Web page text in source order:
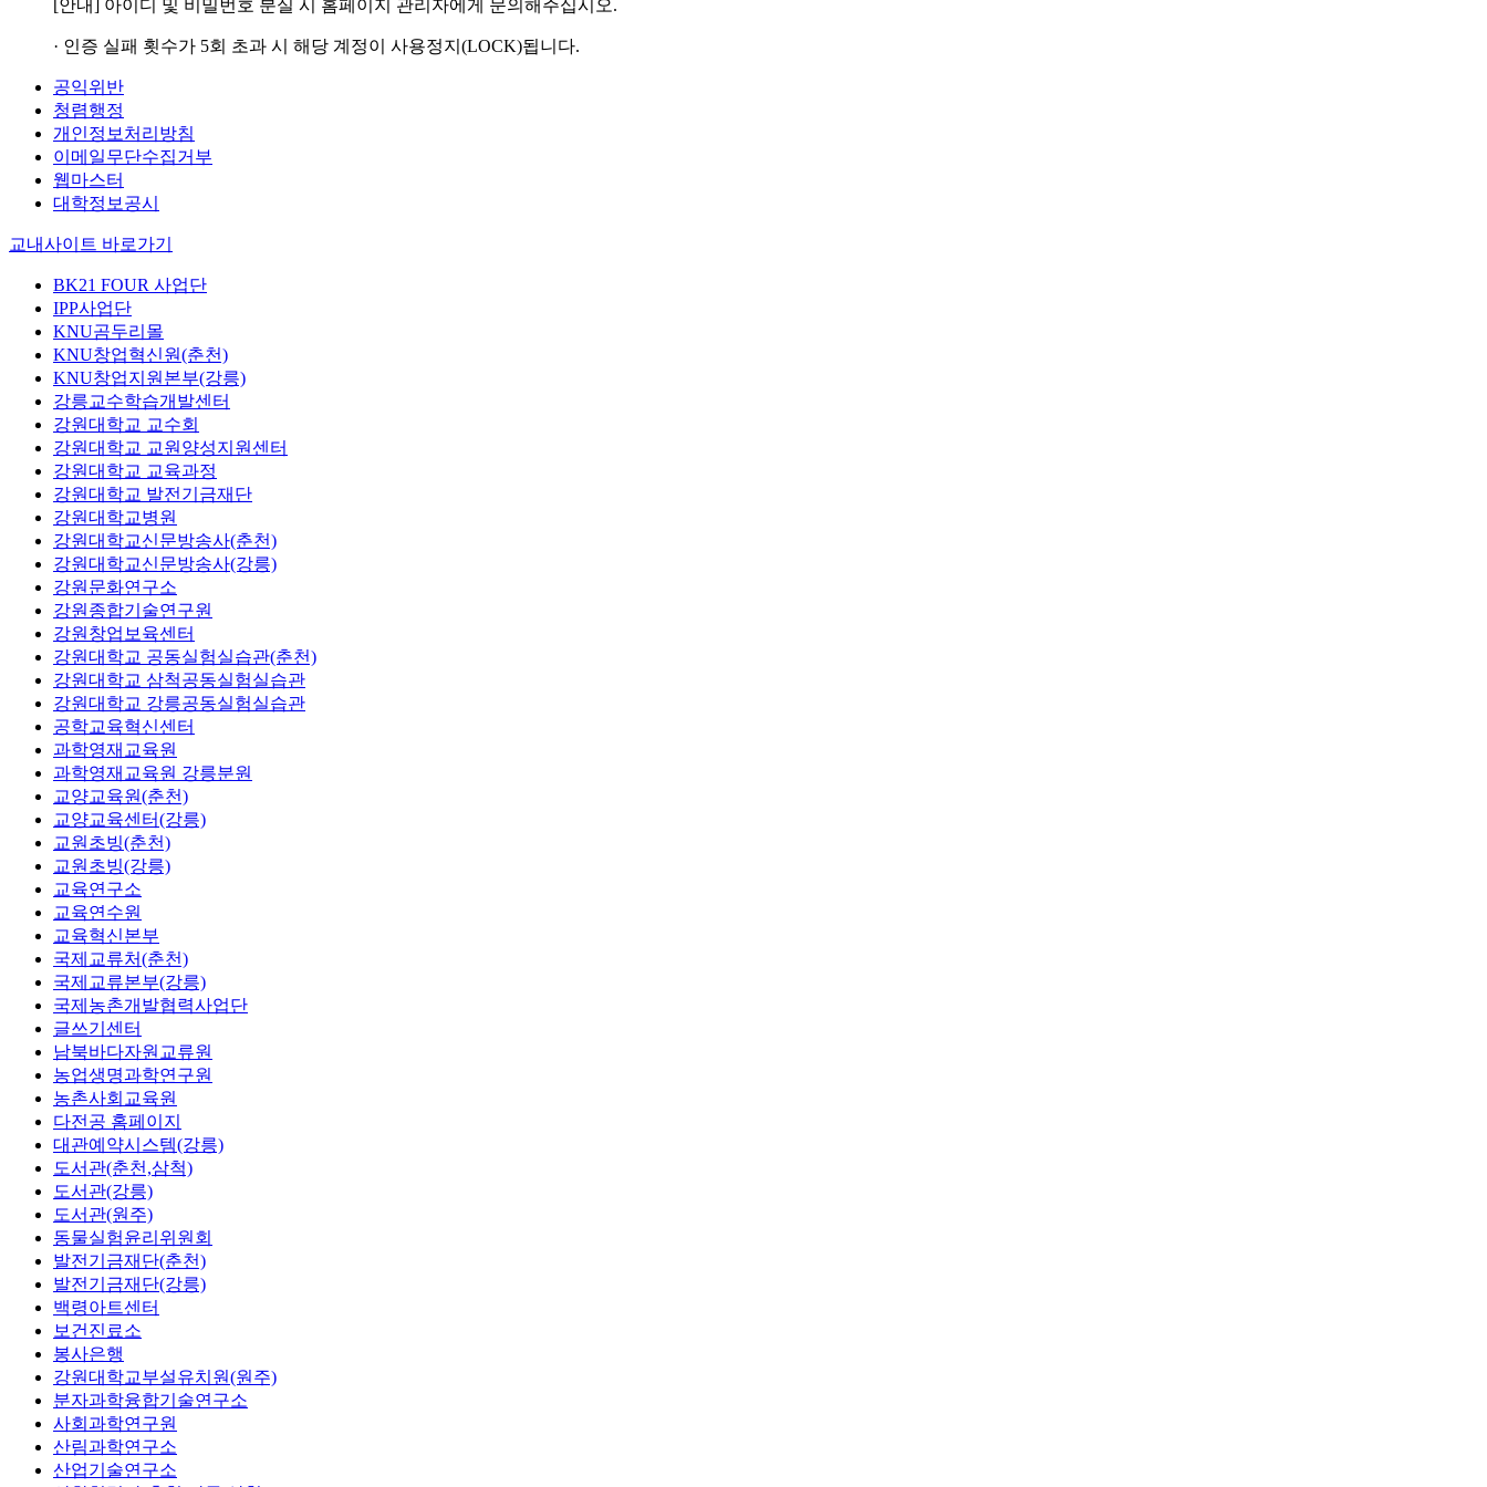
[안내] 아이디 및 비밀번호 분실 시 홈페이지 관리자에게 문의해주십시오.
· 인증 실패 횟수가 5회 초과 시 해당 계정이 사용정지(LOCK)됩니다.
공익위반
청렴행정
개인정보처리방침
이메일무단수집거부
웹마스터
대학정보공시
교내사이트 바로가기
BK21 FOUR 사업단
IPP사업단
KNU곰두리몰
KNU창업혁신원(춘천)
KNU창업지원본부(강릉)
강릉교수학습개발센터
강원대학교 교수회
강원대학교 교원양성지원센터
강원대학교 교육과정
강원대학교 발전기금재단
강원대학교병원
강원대학교신문방송사(춘천)
강원대학교신문방송사(강릉)
강원문화연구소
강원종합기술연구원
강원창업보육센터
강원대학교 공동실험실습관(춘천)
강원대학교 삼척공동실험실습관
강원대학교 강릉공동실험실습관
공학교육혁신센터
과학영재교육원
과학영재교육원 강릉분원
교양교육원(춘천)
교양교육센터(강릉)
교원초빙(춘천)
교원초빙(강릉)
교육연구소
교육연수원
교육혁신본부
국제교류처(춘천)
국제교류본부(강릉)
국제농촌개발협력사업단
글쓰기센터
남북바다자원교류원
농업생명과학연구원
농촌사회교육원
다전공 홈페이지
대관예약시스템(강릉)
도서관(춘천,삼척)
도서관(강릉)
도서관(원주)
동물실험윤리위원회
발전기금재단(춘천)
발전기금재단(강릉)
백령아트센터
보건진료소
봉사은행
강원대학교부설유치원(원주)
분자과학융합기술연구소
사회과학연구원
산림과학연구소
산업기술연구소